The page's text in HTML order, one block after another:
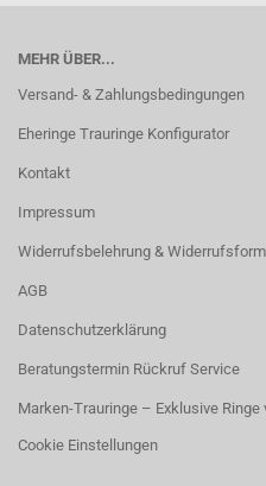
MEHR ÜBER...
Versand- & Zahlungsbedingungen
Eheringe Trauringe Konfigurator
Kontakt
Impressum
Widerrufsbelehrung &
AGB
Datenschutzerklärung
Beratungstermin Rückruf Service
Marken-Trauringe – Exklusive
Cookie Einstellungen